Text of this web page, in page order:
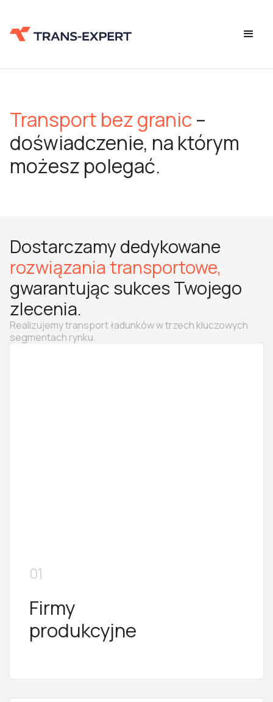
Transport bez granic–
doświadczenie, na którym
możesz polegać.
Dostarczamy dedykowane
rozwiązania transportowe,
gwarantując sukces Twojego
zlecenia.
Realizujemy transport ładunków w trzech kluczowych
segmentach rynku.
01
Firmy
produkcyjne